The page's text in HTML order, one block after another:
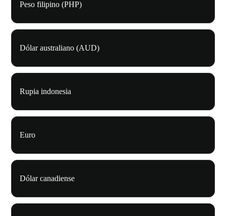
Peso filipino (PHP)
Dólar australiano (AUD)
Rupia indonesia
Euro
Dólar canadiense